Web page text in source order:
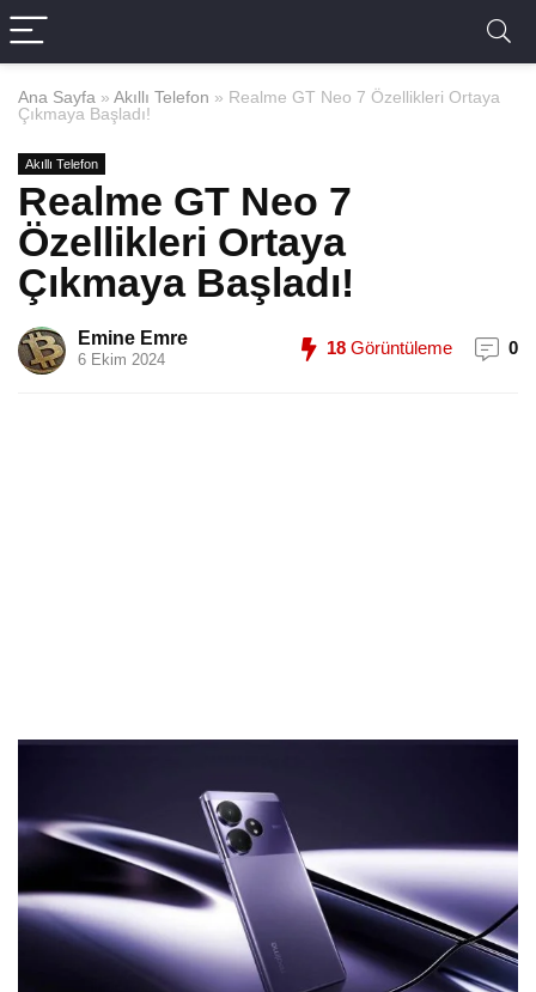
Ana Sayfa » Akıllı Telefon » Realme GT Neo 7 Özellikleri Ortaya
Çıkmaya Başladı!
Akıllı Telefon
Realme GT Neo 7
Özellikleri Ortaya
Çıkmaya Başladı!
Emine Emre
6 Ekim 2024
18 Görüntüleme 0